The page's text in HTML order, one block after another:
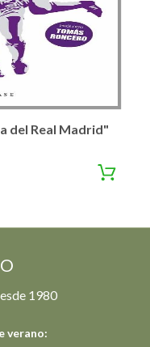
del Real Madrid"
1980
verano: